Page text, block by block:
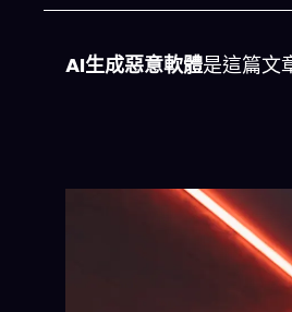
AI生成惡意軟體是這篇文